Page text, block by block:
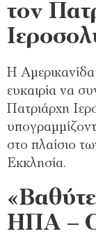
τον
Η Αμερικανίδα
ευκαιρία να
Πατριάρχη
στο πλαίσιο
Εκκλησία.
ΗΠΑ –